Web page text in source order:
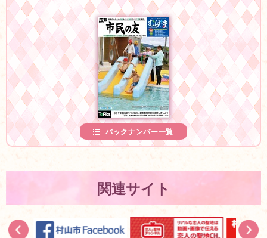
バックナンバー一覧
関連サイト